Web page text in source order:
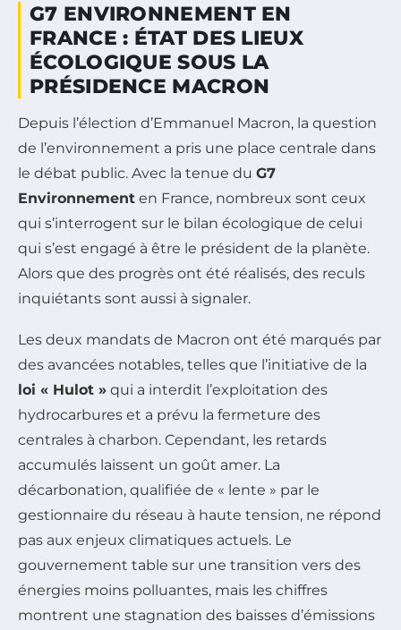
G7 ENVIRONNEMENT EN
FRANCE : ÉTAT DES LIEUX
ÉCOLOGIQUE SOUS LA
PRÉSIDENCE MACRON
Depuis l’élection d’Emmanuel Macron, la question
de l’environnement a pris une place centrale dans
le débat public. Avec la tenue du G7
Environnement en France, nombreux sont ceux
qui s’interrogent sur le bilan écologique de celui
qui s’est engagé à être le président de la planète.
Alors que des progrès ont été réalisés, des reculs
inquiétants sont aussi à signaler.
Les deux mandats de Macron ont été marqués par
des avancées notables, telles que l’initiative de la
loi « Hulot » qui a interdit l’exploitation des
hydrocarbures et a prévu la fermeture des
centrales à charbon. Cependant, les retards
accumulés laissent un goût amer. La
décarbonation, qualifiée de « lente » par le
gestionnaire du réseau à haute tension, ne répond
pas aux enjeux climatiques actuels. Le
gouvernement table sur une transition vers des
énergies moins polluantes, mais les chiffres
montrent une stagnation des baisses d’émissions